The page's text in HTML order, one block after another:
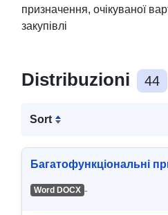
призначення, очікуваної
закупівлі
Distribuzioni 44
Sort
Багатофункціональні
Word DOCX -